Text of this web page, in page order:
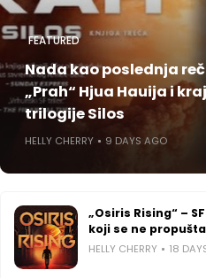
FEATURED
Nada kao poslednja
„Prah“ Hjua Hauija i kraj
trilogije Silos
HELLY CHERRY 9 DAYS AGO
„Osiris Rising“ –
koji se ne propušta
HELLY CHERRY 18